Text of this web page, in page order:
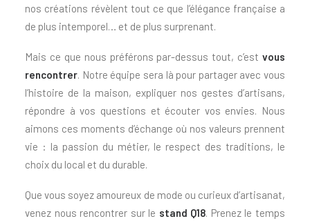
nos créations révèlent tout ce que l’élégance française a
de plus intemporel… et de plus surprenant.
Mais ce que nous préférons par-dessus tout, c’est vous
rencontrer. Notre équipe sera là pour partager avec vous
l’histoire de la maison, expliquer nos gestes d’artisans,
répondre à vos questions et écouter vos envies. Nous
aimons ces moments d’échange où nos valeurs prennent
vie : la passion du métier, le respect des traditions, le
choix du local et du durable.
Que vous soyez amoureux de mode ou curieux d’artisanat,
venez nous rencontrer sur le stand Q18. Prenez le temps